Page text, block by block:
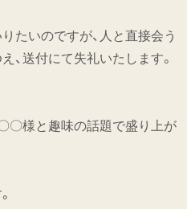
たいのですが、人と直接会う
、送付にて失礼いたします。
〇様と趣味の話題で盛り上が